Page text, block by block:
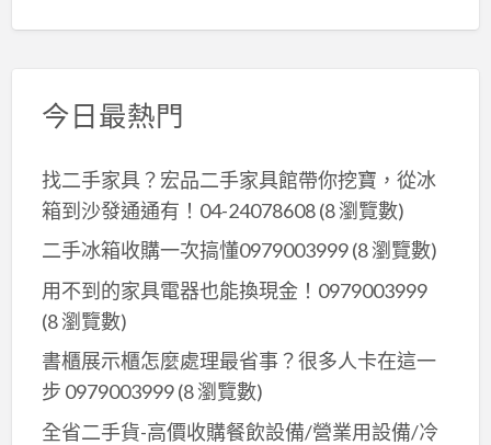
今日最熱門
找二手家具？宏品二手家具館帶你挖寶，從冰
箱到沙發通通有！04-24078608(8 瀏覽數)
二手冰箱收購一次搞懂0979003999(8 瀏覽數)
用不到的家具電器也能換現金！0979003999
(8 瀏覽數)
書櫃展示櫃怎麼處理最省事？很多人卡在這一
步 0979003999(8 瀏覽數)
全省二手貨-高價收購餐飲設備/營業用設備/冷